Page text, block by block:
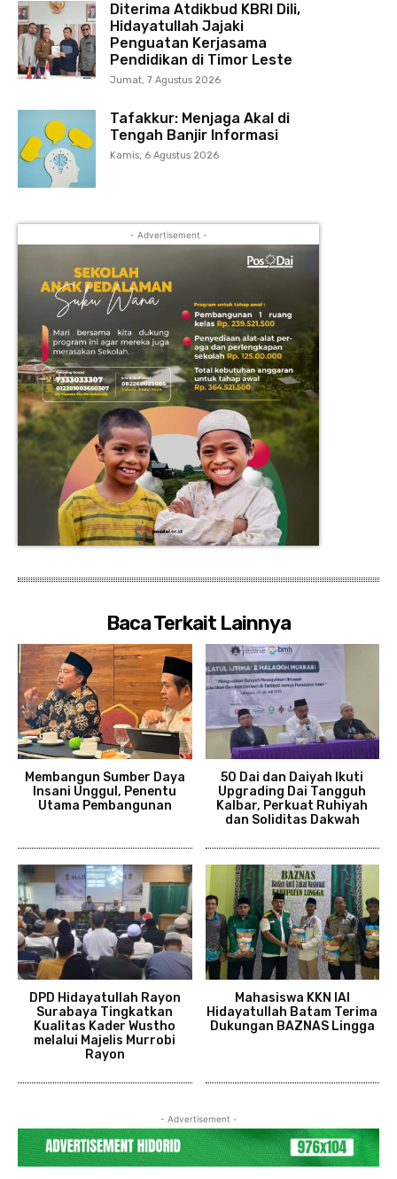
Diterima Atdikbud KBRI Dili,
Hidayatullah Jajaki
Penguatan Kerjasama
Pendidikan di Timor Leste
Jumat, 7 Agustus 2026
Tafakkur: Menjaga Akal di
Tengah Banjir Informasi
Kamis, 6 Agustus 2026
- Advertisement -
Baca Terkait Lainnya
Membangun Sumber Daya
Insani Unggul, Penentu
Utama Pembangunan
50 Dai dan Daiyah Ikuti
Upgrading Dai Tangguh
Kalbar, Perkuat Ruhiyah
dan Soliditas Dakwah
DPD Hidayatullah Rayon
Surabaya Tingkatkan
Kualitas Kader Wustho
melalui Majelis Murrobi
Rayon
Mahasiswa KKN IAI
Hidayatullah Batam Terima
Dukungan BAZNAS Lingga
- Advertisement -